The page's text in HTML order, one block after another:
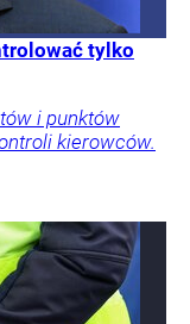
tylko
i punktów
kierowców.